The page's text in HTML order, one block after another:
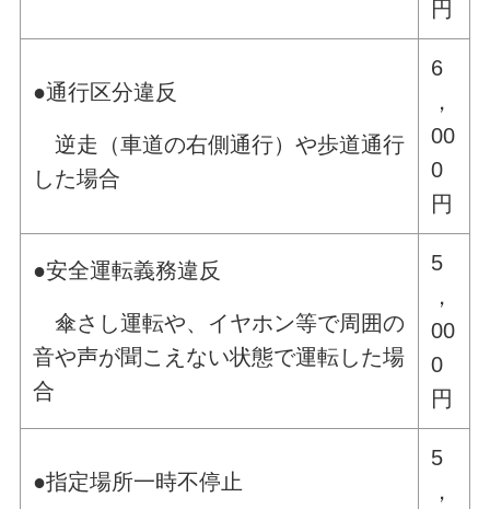
円
●通行区分違反
逆走（車道の右側通行）や歩道通行
した場合
6
，
00
0
円
●安全運転義務違反
傘さし運転や、イヤホン等で周囲の
音や声が聞こえない状態で運転した場
合
5
，
00
0
円
●指定場所一時不停止
5
，